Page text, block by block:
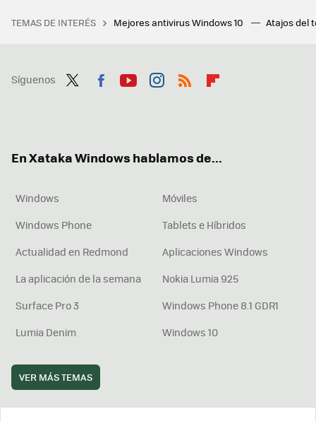
TEMAS DE INTERÉS Mejores antivirus Windows 10 Atajos del
Síguenos
En Xataka Windows hablamos de...
Windows
Móviles
Windows Phone
Tablets e Híbridos
Actualidad en Redmond
Aplicaciones Windows
La aplicación de la semana
Nokia Lumia 925
Surface Pro 3
Windows Phone 8.1 GDR1
Lumia Denim
Windows 10
VER MÁS TEMAS